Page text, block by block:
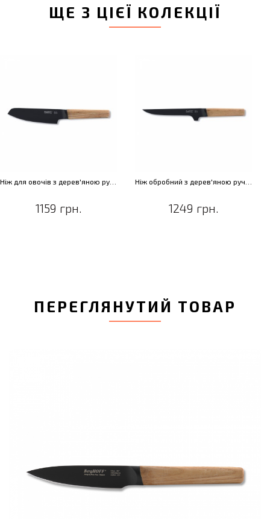
ЩЕ З ЦІЄЇ КОЛЕКЦІЇ
1159 грн. 1249 грн.
ПЕРЕГЛЯНУТИЙ ТОВАР